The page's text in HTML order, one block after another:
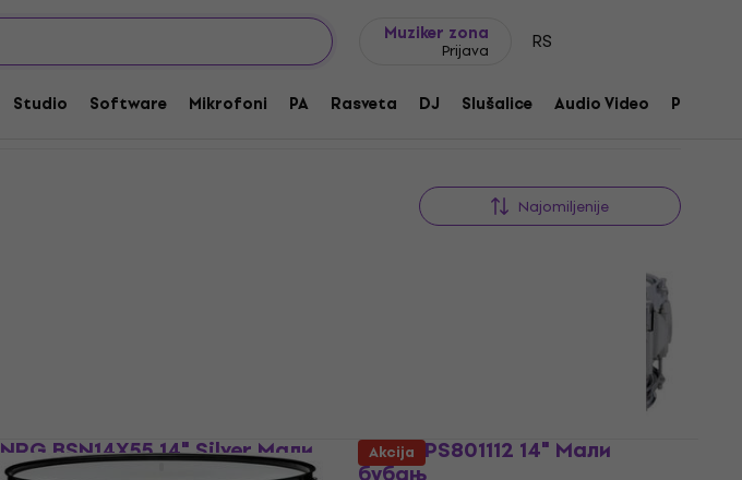
Muziker zona
Prijava RS
Studio Software Mikrofoni PA Rasveta DJ Slušalice Audio Video Pribor
Najomiljenije
NRG BSN14X55 14" Silver Мали GEWA PS801112 14" Мали
Akcija